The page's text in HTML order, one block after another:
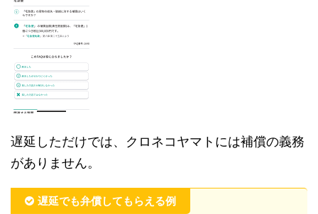
遅延しただけでは、クロネコヤマトには補償の義務
がありません。
遅延でも弁償してもらえる例